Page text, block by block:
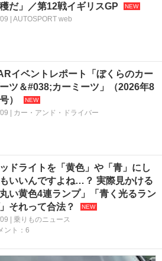
だ」／第12戦イギリスGP
| AUTOSPORT web
イベントレポート「ぼくらのカー
ツ＆#038;カーミーツ」（2026年8
）
| カー・アンド・ドライバー
ドライトを「黄色」や「青」にし
いいんですよね…？ 実際見かける
丸い黄色4連ランプ」「青く光るラン
それって合法？
| 乗りものニュース
ント：6